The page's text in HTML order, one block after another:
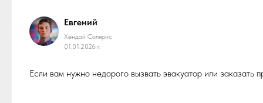
Евгений
Хендай Солярис
01.01.2026 г.
Если вам нужно недорого вызвать эвакуатор или